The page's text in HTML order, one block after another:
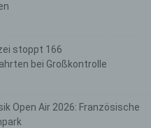
stoppt 166
bei Großkontrolle
Open Air 2026: Französische